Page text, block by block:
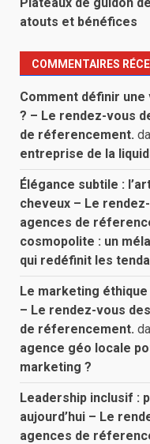
atouts et bénéfices
COMMENTAIRES
Comment définir
? – Le rendez-vous
de réferencement.
entreprise de la
Élégance subtile :
cheveux – Le
agences de
cosmopolite : un
qui redéfinit les
Le marketing
– Le rendez-vous
de réferencement.
agence géo locale
marketing ?
Leadership inclusif :
aujourd’hui – Le
agences de